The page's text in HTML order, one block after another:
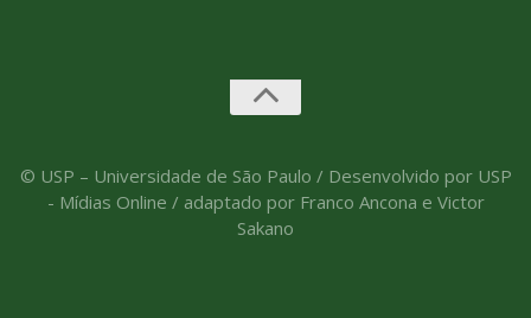
© USP – Universidade de São Paulo / Desenvolvido por USP
- Mídias Online / adaptado por Franco Ancona e Victor
Sakano